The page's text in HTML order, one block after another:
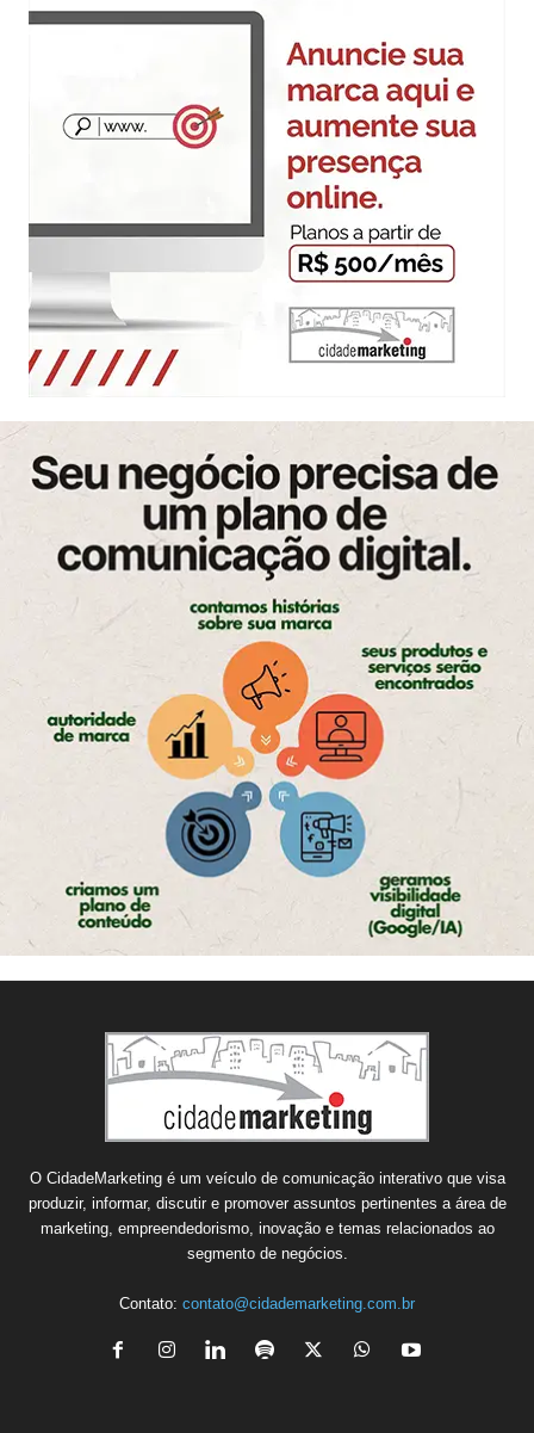
O CidadeMarketing é um veículo de comunicação interativo que visa
produzir, informar, discutir e promover assuntos pertinentes a área de
marketing, empreendedorismo, inovação e temas relacionados ao
segmento de negócios.
Contato: contato@cidademarketing.com.br